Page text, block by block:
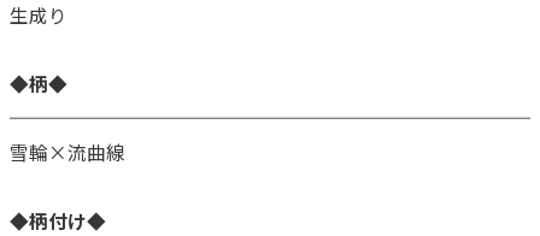
生成り
◆柄◆
雪輪×流曲線
◆柄付け◆